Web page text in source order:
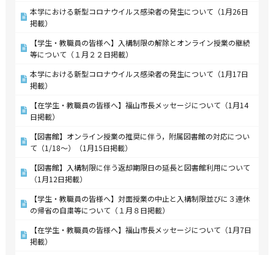
本学における新型コロナウイルス感染者の発生について（1月26日
掲載）
【学生・教職員の皆様へ】入構制限の解除とオンライン授業の継続
等について（１月２２日掲載）
本学における新型コロナウイルス感染者の発生について（1月17日
掲載）
【在学生・教職員の皆様へ】福山市長メッセージについて（1月14
日掲載）
【図書館】オンライン授業の推奨に伴う，附属図書館の対応につい
て（1/18～）（1月15日掲載）
【図書館】入構制限に伴う返却期限日の延長と図書館利用について
（1月12日掲載）
【学生・教職員の皆様へ】対面授業の中止と入構制限並びに３連休
の帰省の自粛等について（１月８日掲載）
【在学生・教職員の皆様へ】福山市長メッセージについて（1月7日
掲載）